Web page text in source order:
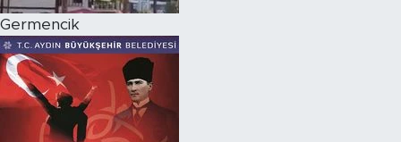
Germencik